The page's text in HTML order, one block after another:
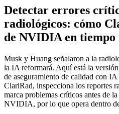
Detectar errores
radiológicos: cómo
de NVIDIA en tiempo
Musk y Huang señalaron a la
la IA reformará. Aquí está la
de aseguramiento de calidad con
ClariRad, inspecciona los reportes
marca problemas críticos antes de
NVIDIA, por lo que opera dentro